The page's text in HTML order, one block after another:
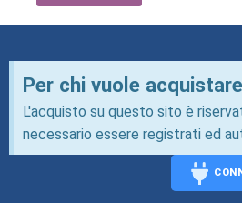
Per chi vuole acquistare
L'acquisto su questo sito è
necessario essere registrati ed